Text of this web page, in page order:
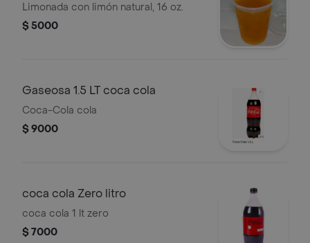
Limonada con limón natural, 16 oz.
$ 5000
Gaseosa 1.5 LT coca cola
Coca-Cola cola
$ 9000
coca cola Zero litro
coca cola 1 lt zero
$ 7000